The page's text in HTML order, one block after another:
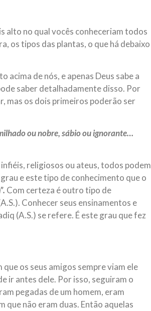
alto no qual vocês conheceriam todos
os tipos das plantas, o que há debaixo
acima de nós, e apenas Deus sabe a
saber detalhadamente disso. Por
mas os dois primeiros poderão ser
ou nobre, sábio ou ignorante…
religiosos ou ateus, todos podem
e este tipo de conhecimento que o
Com certeza é outro tipo de
Conhecer seus ensinamentos e
(A.S.) se refere. É este grau que fez
os seus amigos sempre viam ele
ir antes dele. Por isso, seguiram o
pegadas de um homem, eram
que não eram duas. Então aquelas